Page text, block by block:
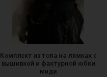
Комплект из топа на лямках с
вышивкой и фактурной юбки
миди